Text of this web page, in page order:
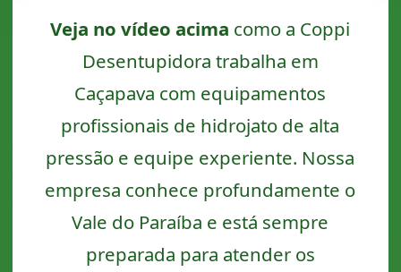
Veja no vídeo acima como a Coppi
Desentupidora trabalha em
Caçapava com equipamentos
profissionais de hidrojato de alta
pressão e equipe experiente. Nossa
empresa conhece profundamente o
Vale do Paraíba e está sempre
preparada para atender os